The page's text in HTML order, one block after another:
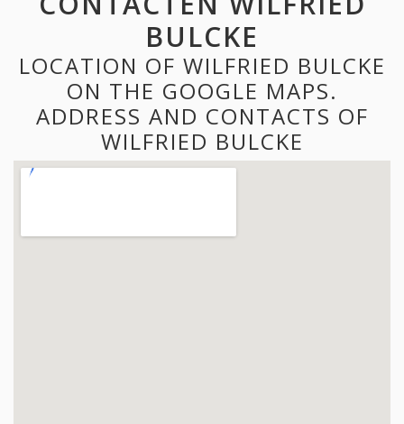
BULCKE
LOCATION OF WILFRIED BULCKE
ON THE GOOGLE MAPS.
ADDRESS AND CONTACTS OF
WILFRIED BULCKE